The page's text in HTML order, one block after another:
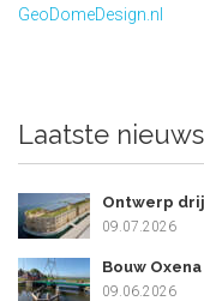
GeoDomeDesign.nl
Laatste nieuws
Ontwerp
09.07.2026
Bouw
09.06.2026